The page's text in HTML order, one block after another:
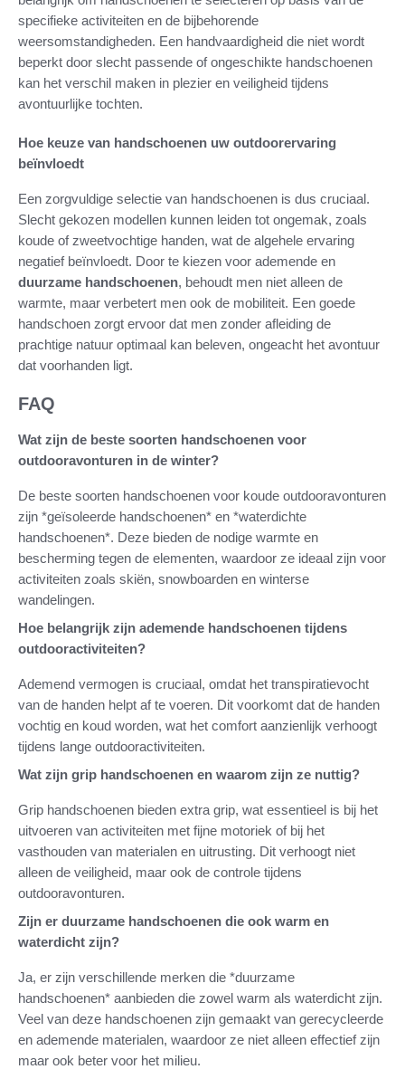
specifieke activiteiten en de bijbehorende
weersomstandigheden. Een handvaardigheid die niet wordt
beperkt door slecht passende of ongeschikte handschoenen
kan het verschil maken in plezier en veiligheid tijdens
avontuurlijke tochten.
Hoe keuze van handschoenen uw outdoorervaring
beïnvloedt
Een zorgvuldige selectie van handschoenen is dus cruciaal.
Slecht gekozen modellen kunnen leiden tot ongemak, zoals
koude of zweetvochtige handen, wat de algehele ervaring
negatief beïnvloedt. Door te kiezen voor ademende en
duurzame handschoenen, behoudt men niet alleen de
warmte, maar verbetert men ook de mobiliteit. Een goede
handschoen zorgt ervoor dat men zonder afleiding de
prachtige natuur optimaal kan beleven, ongeacht het avontuur
dat voorhanden ligt.
FAQ
Wat zijn de beste soorten handschoenen voor
outdooravonturen in de winter?
De beste soorten handschoenen voor koude outdooravonturen
zijn *geïsoleerde handschoenen* en *waterdichte
handschoenen*. Deze bieden de nodige warmte en
bescherming tegen de elementen, waardoor ze ideaal zijn voor
activiteiten zoals skiën, snowboarden en winterse
wandelingen.
Hoe belangrijk zijn ademende handschoenen tijdens
outdooractiviteiten?
Ademend vermogen is cruciaal, omdat het transpiratievocht
van de handen helpt af te voeren. Dit voorkomt dat de handen
vochtig en koud worden, wat het comfort aanzienlijk verhoogt
tijdens lange outdooractiviteiten.
Wat zijn grip handschoenen en waarom zijn ze nuttig?
Grip handschoenen bieden extra grip, wat essentieel is bij het
uitvoeren van activiteiten met fijne motoriek of bij het
vasthouden van materialen en uitrusting. Dit verhoogt niet
alleen de veiligheid, maar ook de controle tijdens
outdooravonturen.
Zijn er duurzame handschoenen die ook warm en
waterdicht zijn?
Ja, er zijn verschillende merken die *duurzame
handschoenen* aanbieden die zowel warm als waterdicht zijn.
Veel van deze handschoenen zijn gemaakt van gerecycleerde
en ademende materialen, waardoor ze niet alleen effectief zijn
maar ook beter voor het milieu.